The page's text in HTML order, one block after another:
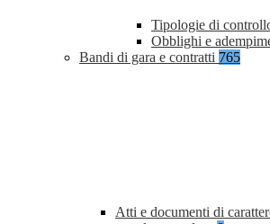
Tipologie di
Obblighi e
Bandi di gara e contratti 765
Atti e documenti di